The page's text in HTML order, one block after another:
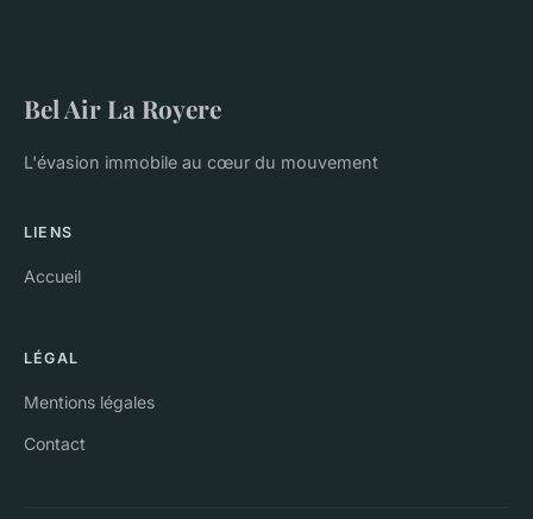
Bel Air La Royere
L'évasion immobile au cœur du mouvement
LIENS
Accueil
LÉGAL
Mentions légales
Contact